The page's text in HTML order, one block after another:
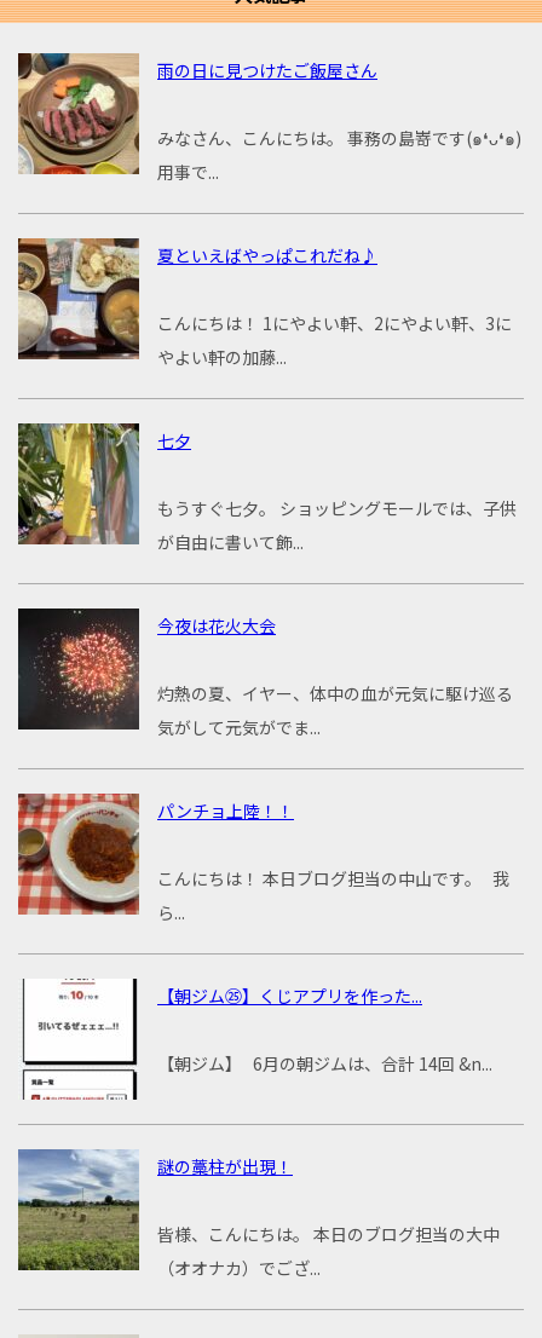
雨の日に見つけたご飯屋さん
みなさん、こんにちは。 事務の島嵜です(๑❛ᴗ❛๑)
用事で...
夏といえばやっぱこれだね♪
こんにちは！ 1にやよい軒、2にやよい軒、3に
やよい軒の加藤...
七夕
もうすぐ七夕。 ショッピングモールでは、子供
が自由に書いて飾...
今夜は花火大会
灼熱の夏、イヤー、体中の血が元気に駆け巡る
気がして元気がでま...
パンチョ上陸！！
こんにちは！ 本日ブログ担当の中山です。 我
ら...
【朝ジム㉕】くじアプリを作った...
【朝ジム】 6月の朝ジムは、合計 14回 &n...
謎の藁柱が出現！
皆様、こんにちは。 本日のブログ担当の大中
（オオナカ）でござ...